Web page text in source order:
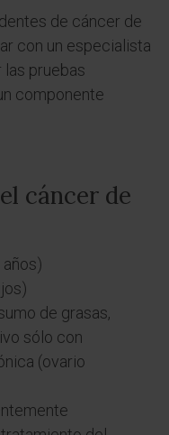
de cáncer de
con un especialista
las pruebas
componente
cáncer de
de grasas,
sólo con
(ovario